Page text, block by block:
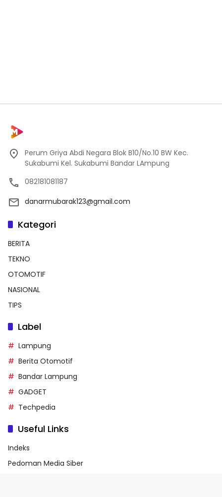
Perum Griya Abdi Negara Blok B10/No.10 BW Kec.
Sukabumi Kel. Sukabumi Bandar LAmpung
082181081187
danarmubarak123@gmail.com
Kategori
BERITA
TEKNO
OTOMOTIF
NASIONAL
TIPS
Label
Lampung
Berita Otomotif
Bandar Lampung
GADGET
Techpedia
Useful Links
Indeks
Pedoman Media Siber